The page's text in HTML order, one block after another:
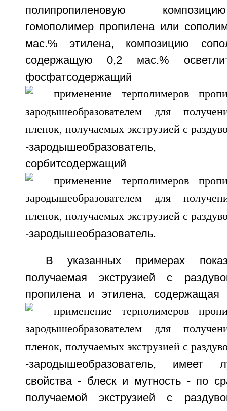
полипропиленовую
гомополимер пропилена или
мас.% этилена, композицию
содержащую 0,2 мас.%
фосфатсодержащий
-зародышеобразователь,
сорбитсодержащий
-зародышеобразователь.
В указанных примерах
получаемая экструзией с
пропилена и этилена, содержащая
-зародышеобразователь, имеет
свойства - блеск и мутность - по
получаемой экструзией с